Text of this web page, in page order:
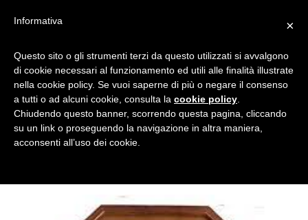
GIOCHI CANADA
Tagged
×
Informativa
Questo sito o gli strumenti terzi da questo utilizzati si avvalgono
di cookie necessari al funzionamento ed utili alle finalità illustrate
nella cookie policy. Se vuoi saperne di più o negare il consenso
a tutti o ad alcuni cookie, consulta la cookie policy
Chiudendo questo banner, scorrendo questa pagina, cliccando
su un link o proseguendo la navigazione in altra maniera,
acconsenti all’uso dei cookie.